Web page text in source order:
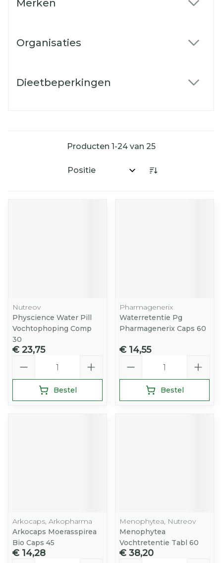
Merken
Organisaties
Dieetbeperkingen
Producten 1-24van 25
Sorteer op:
Nutreov
Physcience Water Pill
Vochtophoping Comp
30
€ 23,75
Bestel
Pharmagenerix
Waterretentie Pg
Pharmagenerix Caps 60
€ 14,55
Bestel
Arkocaps, Arkopharma
Arkocaps Moerasspirea
Bio Caps 45
€ 14,28
Menophytea, Nutreov
Menophytea
Vochtretentie Tabl 60
€ 38,20